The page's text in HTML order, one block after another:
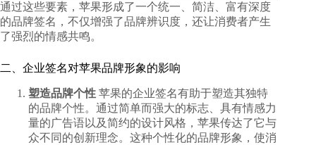
通过这些要素，苹果形成了一个统一、简洁、富有深度
的品牌签名，不仅增强了品牌辨识度，还让消费者产生
了强烈的情感共鸣。
二、企业签名对苹果品牌形象的影响
塑造品牌个性 苹果的企业签名有助于塑造其独特
的品牌个性。通过简单而强大的标志、具有情感力
量的广告语以及简约的设计风格，苹果传达了它与
众不同的创新理念。这种个性化的品牌形象，使消